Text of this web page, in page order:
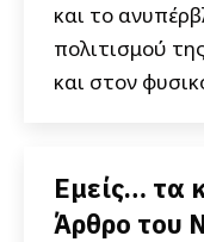
και το
πολιτισμού
και στον
Εμείς… τα
Άρθρο του